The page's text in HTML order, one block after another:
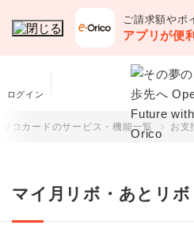
ご請求額やポ
アプリが便
ログイン
クレジットカード
コカードのサービス・機能一覧 お支
マイ月リボ・あとリボ